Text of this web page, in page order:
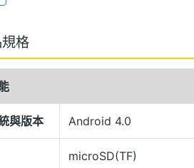
ViewPhone 5e 不只是一支
通訊設備，內建多元多工應用
、更智慧且更有效率。
格
與版本 Android 4.0
microSD(TF)